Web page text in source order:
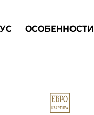
ОСОБЕННОСТИ